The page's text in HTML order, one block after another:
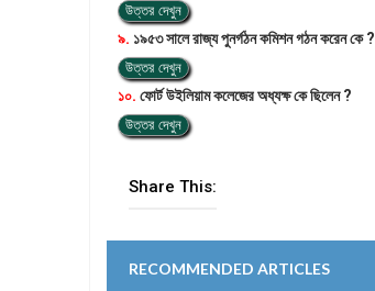
উত্তর দেখুন
৯. ১৯৫৩ সালে রাজ্য পুনর্গঠন কমিশন গঠন করেন কে ?
উত্তর দেখুন
১০. ফোর্ট উইলিয়াম কলেজের অধ্যক্ষ কে ছিলেন ?
উত্তর দেখুন
Share This:
RECOMMENDED ARTICLES